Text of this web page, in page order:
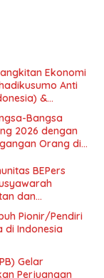
Ekonomi
Anti
&
Perekonomian
Bangsa
Bangsa
2026 dengan
Orang di
BEPers
dan
Riset di seluruh
Pionir/Pendiri
di Indonesia
Gelar
Perjuangan